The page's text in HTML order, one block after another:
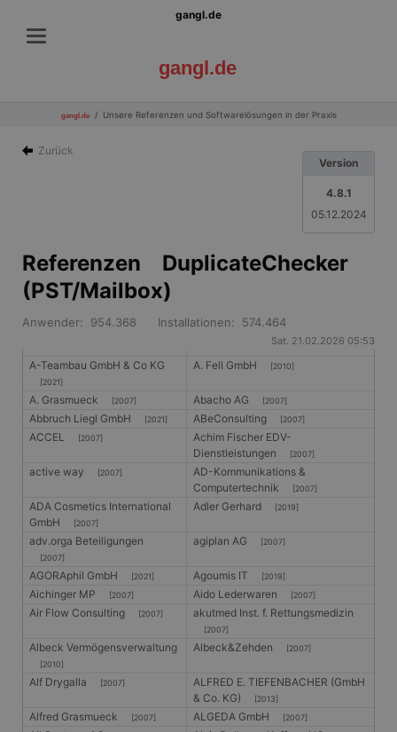
gangl.de
gangl.de
gangl.de Unsere Referenzen und Softwarelösungen in der Praxis
Zurück
Version
4.8.1
05.12.2024
Referenzen DuplicateChecker
(PST/Mailbox)
Anwender: 954.368 Installationen: 574.464
Sat. 21.02.2026 05:53
A-Teambau GmbH & Co KG
[2021]
A. Fell GmbH [2010]
A. Grasmueck [2007] Abacho AG [2007]
Abbruch Liegl GmbH [2021] ABeConsulting [2007]
ACCEL [2007]
Achim Fischer EDV-
Dienstleistungen
[2007]
active way [2007]
AD-Kommunikations &
Computertechnik
[2007]
ADA Cosmetics International
GmbH
[2007]
Adler Gerhard [2019]
adv.orga Beteiligungen
[2007]
agiplan AG [2007]
AGORAphil GmbH [2021] Agoumis IT [2019]
Aichinger MP [2007] Aido Lederwaren [2007]
Air Flow Consulting [2007] akutmed Inst. f. Rettungsmedizin
[2007]
Albeck Vermögensverwaltung
[2010]
Albeck&Zehden [2007]
Alf Drygalla [2007]
ALFRED E. TIEFENBACHER (GmbH
& Co. KG)
[2013]
Alfred Grasmueck [2007] ALGEDA GmbH [2007]